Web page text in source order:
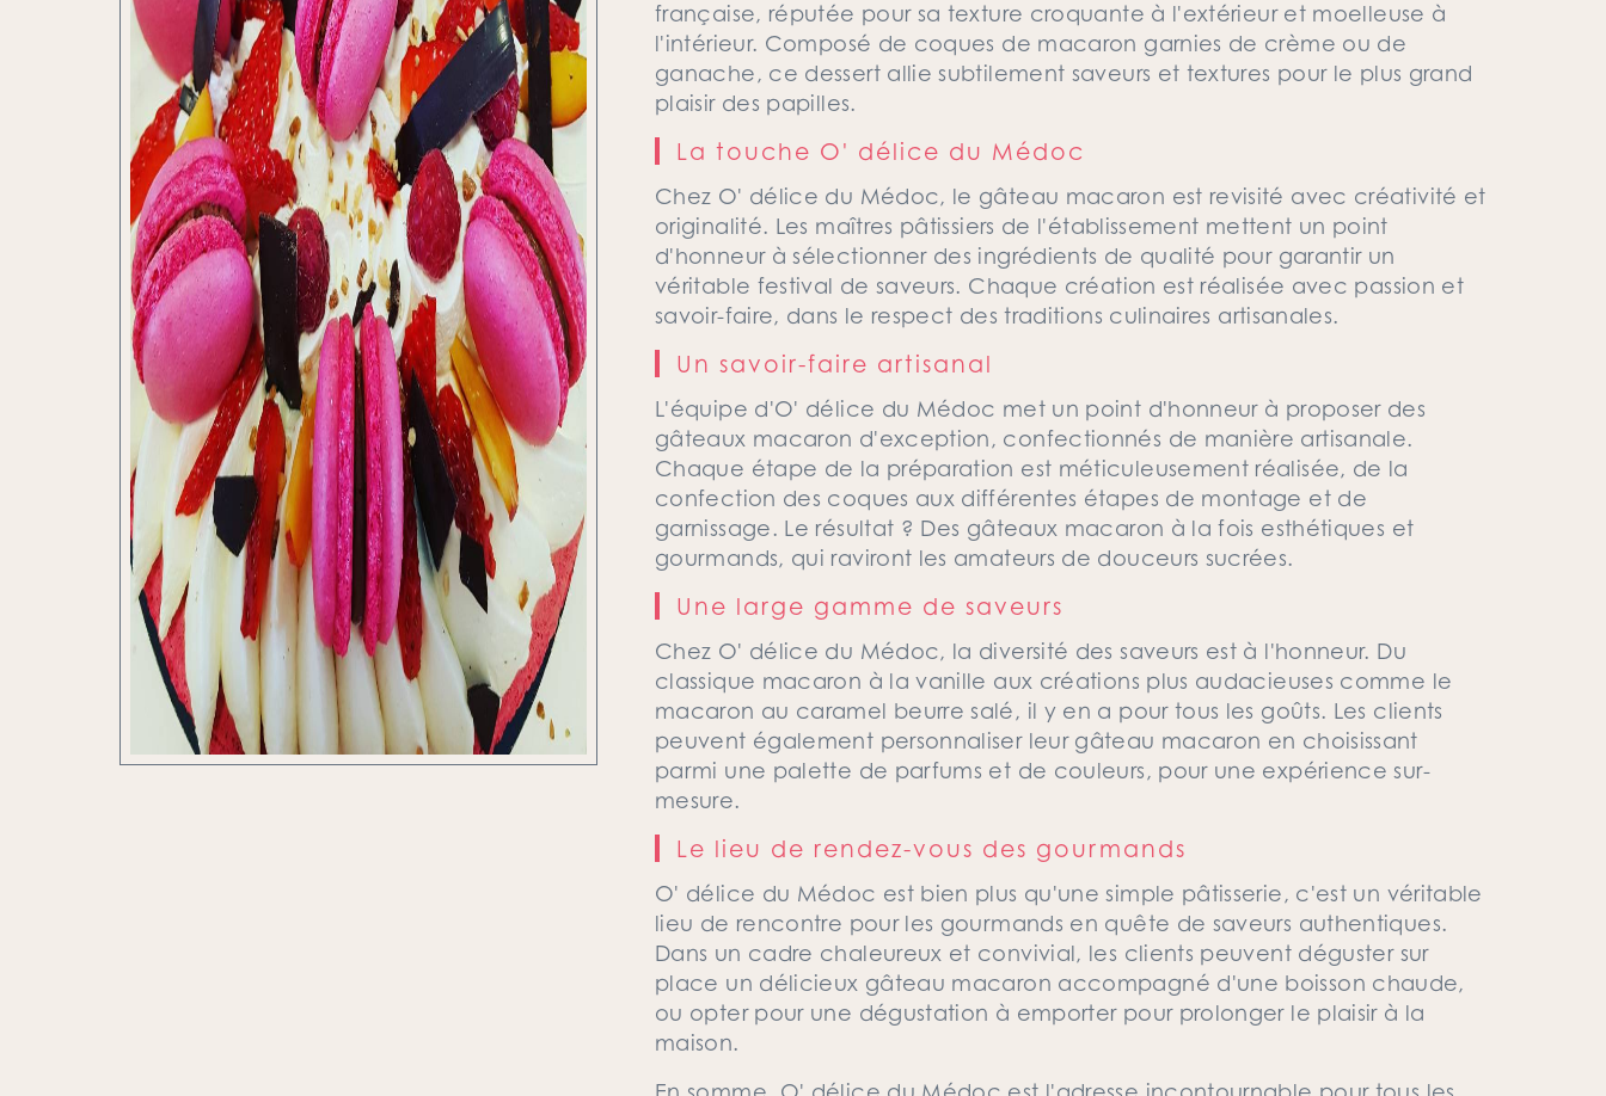
française, réputée pour sa texture croquante à l'extérieur et moelleuse à
l'intérieur. Composé de coques de macaron garnies de crème ou de
ganache, ce dessert allie subtilement saveurs et textures pour le plus grand
plaisir des papilles.
La touche O' délice du Médoc
Chez O' délice du Médoc, le gâteau macaron est revisité avec créativité et
originalité. Les maîtres pâtissiers de l'établissement mettent un point
d'honneur à sélectionner des ingrédients de qualité pour garantir un
véritable festival de saveurs. Chaque création est réalisée avec passion et
savoir-faire, dans le respect des traditions culinaires artisanales.
Un savoir-faire artisanal
L'équipe d'O' délice du Médoc met un point d'honneur à proposer des
gâteaux macaron d'exception, confectionnés de manière artisanale.
Chaque étape de la préparation est méticuleusement réalisée, de la
confection des coques aux différentes étapes de montage et de
garnissage. Le résultat ? Des gâteaux macaron à la fois esthétiques et
gourmands, qui raviront les amateurs de douceurs sucrées.
Une large gamme de saveurs
Chez O' délice du Médoc, la diversité des saveurs est à l'honneur. Du
classique macaron à la vanille aux créations plus audacieuses comme le
macaron au caramel beurre salé, il y en a pour tous les goûts. Les clients
peuvent également personnaliser leur gâteau macaron en choisissant
parmi une palette de parfums et de couleurs, pour une expérience sur-
mesure.
Le lieu de rendez-vous des gourmands
O' délice du Médoc est bien plus qu'une simple pâtisserie, c'est un véritable
lieu de rencontre pour les gourmands en quête de saveurs authentiques.
Dans un cadre chaleureux et convivial, les clients peuvent déguster sur
place un délicieux gâteau macaron accompagné d'une boisson chaude,
ou opter pour une dégustation à emporter pour prolonger le plaisir à la
maison.